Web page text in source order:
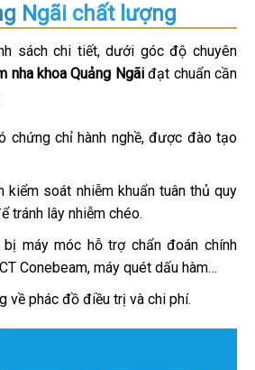
Ngãi chất lượng
sách chi tiết, dưới góc độ chuyên
nha khoa Quảng Ngãiđạt chuẩn cần
chứng chỉ hành nghề, được đào tạo
kiểm soát nhiễm khuẩn tuân thủ quy
tránh lây nhiễm chéo.
bị máy móc hỗ trợ chẩn đoán chính
Conebeam, máy quét dấu hàm…
về phác đồ điều trị và chi phí.